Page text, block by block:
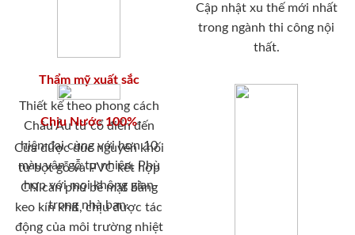
Thẩm mỹ xuất sắc
Thiết kế theo phong cách
Châu Âu từ cổ điển đến
hiện đại cùng với hơn 10
màu vân gỗ tự nhiên. Phù
hợp với mọi không gian
trong nhà bạn.
Cập nhật xu thế mới nhất
trong ngành thi công nội
thất.
Chịu Nước 100%
Cửa được đúc nguyên khối
từ bột gỗ và PVC kết hợp
CN cán phủ bề mặt bằng
keo kín khít, chịu được tác
động của môi trường nhiệt